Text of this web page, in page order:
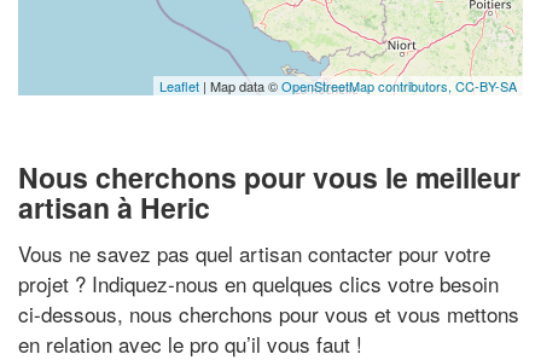
Leaflet | Map data ©OpenStreetMap contributors, CC-BY-SA
Nous cherchons pour vous le meilleur
artisan à Heric
Vous ne savez pas quel artisan contacter pour votre
projet ? Indiquez-nous en quelques clics votre besoin
ci-dessous, nous cherchons pour vous et vous mettons
en relation avec le pro qu’il vous faut !